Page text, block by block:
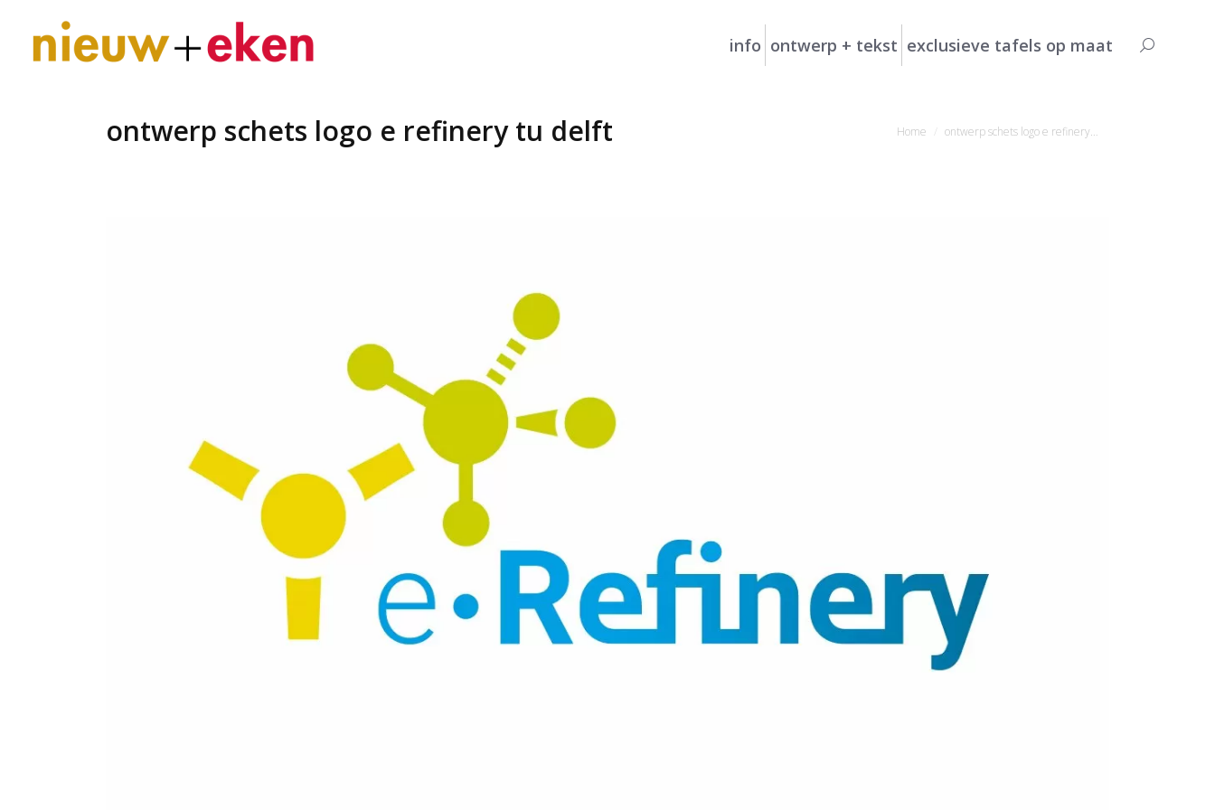
info ontwerp + tekst exclusieve tafels op maat Search:
ontwerp schets logo e refinery tu delft Je bent hier:
Home ontwerp schets logo e refinery…